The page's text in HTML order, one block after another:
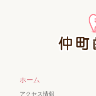
ホーム
アクセス情報